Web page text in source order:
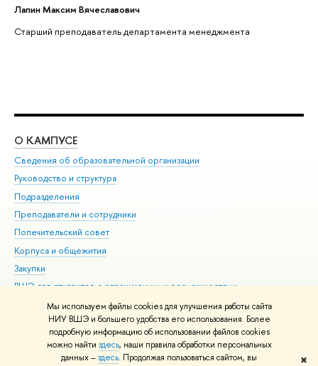
Мы используем файлы cookies для улучшения работы сайта
НИУ ВШЭ и большего удобства его использования. Более
подробную информацию об использовании файлов cookies
можно найти здесь, наши правила обработки персональных
данных –здесь. Продолжая пользоваться сайтом, вы
✖
Лапин Максим Вячеславович
Старший преподаватель департамента менеджмента
О КАМПУСЕ
Сведения об образовательной организации
Руководство и структура
Подразделения
Преподаватели и сотрудники
Попечительский совет
Корпуса и общежития
Закупки
ВШЭ для студентов с ограниченными возможностями
здоровья и инвалидностью
Версия для слабовидящих
Единая платежная страница